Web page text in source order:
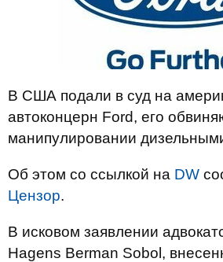
В США подали в суд на
автоконцерн Ford, его
манипулировании
Об этом со ссылкой на DW
Цензор.
В исковом заявлении
Hagens Berman Sobol,